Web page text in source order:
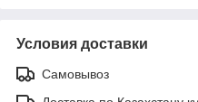
Условия доставки
Самовывоз